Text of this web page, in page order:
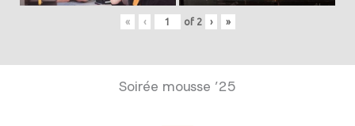
« ‹ of 2 › »
Soirée mousse ’25